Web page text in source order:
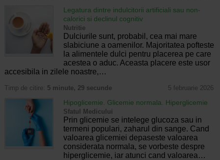
Legatura dintre indulcitorii artificiali sau non-
calorici si declinul cognitiv
Nutritie
Dulciurile sunt, probabil, cea mai mare
slabiciune a oamenilor. Majoritatea pofteste
la alimentele dulci pentru placerea pe care
acestea o aduc. Aceasta placere este usor
accesibila in zilele noastre,…
Timp de citire: 5 minute, 29 secunde 5 februarie 2026
Hipoglicemie. Glicemie normala. Hiperglicemie
Sfatul Medicului
Prin glicemie se intelege glucoza sau in
termeni populari, zaharul din sange. Cand
valoarea glicemiei depaseste valoarea
considerata normala, se vorbeste despre
hiperglicemie, iar atunci cand valoarea…